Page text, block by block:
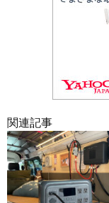
関連記事